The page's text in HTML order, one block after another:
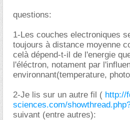
questions:
1-Les couches electroniques
toujours à distance moyenne
celà dépend-t-il de l'energie
l'éléctron, notament par
environnant(temperature,
2-Je lis sur un autre fil ( http://
sciences.com/
suivant (entre autres):